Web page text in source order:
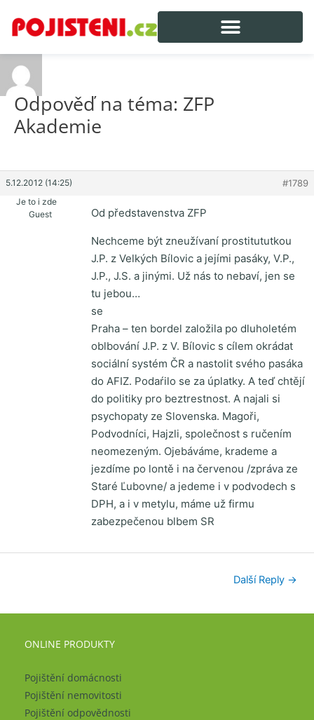
Odpověď na téma: ZFP
Akademie
5.12.2012 (14:25) #1789
Je to i zde
Guest
Od představenstva ZFP
Nechceme být zneužívaní prostitututkou
J.P. z Velkých Bílovic a jejími pasáky, V.P.,
J.P., J.S. a jinými. Už nás to nebaví, jen se
tu jebou…
se
Praha – ten bordel založila po dluholetém
oblbování J.P. z V. Bílovic s cílem okrádat
sociální systém ČR a nastolit svého pasáka
do AFIZ. Podaŕilo se za úplatky. A teď chtějí
do politiky pro beztrestnost. A najali si
psychopaty ze Slovenska. Magoři,
Podvodníci, Hajzli, společnost s ručením
neomezeným. Ojebáváme, krademe a
jezdíme po lontě i na červenou /zpráva ze
Staré Ľubovne/ a jedeme i v podvodech s
DPH, a i v metylu, máme už firmu
zabezpečenou blbem SR
Další Reply →
ONLINE PRODUKTY
Pojištění domácnosti
Pojištění nemovitosti
Pojištění odpovědnosti